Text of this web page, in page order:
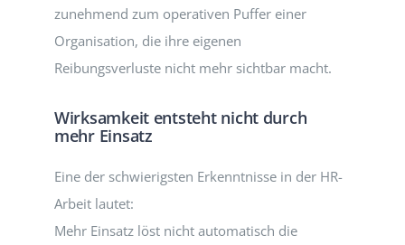
zunehmend zum operativen Puffer einer
Organisation, die ihre eigenen
Reibungsverluste nicht mehr sichtbar macht.
Wirksamkeit entsteht nicht durch
mehr Einsatz
Eine der schwierigsten Erkenntnisse in der HR-
Arbeit lautet:
Mehr Einsatz löst nicht automatisch die